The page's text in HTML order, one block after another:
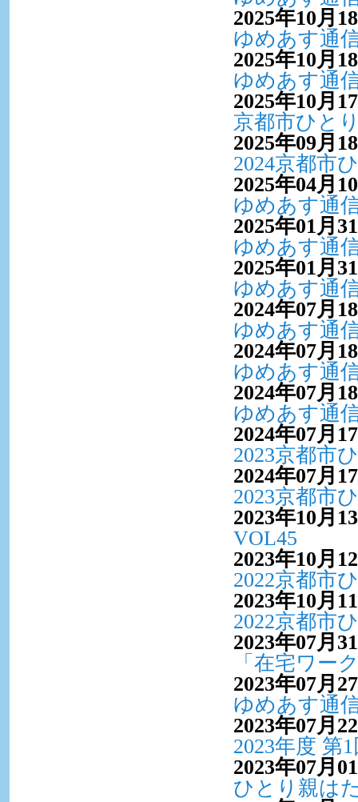
2025年10月
ゆめあす通
2025年10月
ゆめあす通
2025年10月
京都市ひと
2025年09月
2024京都市
2025年04月
ゆめあす通
2025年01月
ゆめあす通
2025年01月
ゆめあす通
2024年07月
ゆめあす通
2024年07月
ゆめあす通
2024年07月
ゆめあす通
2024年07月
2023京都市
2024年07月
2023京都市
2023年10月
VOL45
2023年10月
2022京都市
2023年10月
2022京都市
2023年07月
「在宅ワー
2023年07月
ゆめあす通
2023年07月
2023年度 第
2023年07月
ひとり親は